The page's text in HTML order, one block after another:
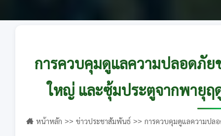
การควบคุมดูแลความปลอดภั
ใหญ่ และซุ้มประตูจากพายุ
หน้าหลัก ข่าวประชาสัมพันธ์
การควบคุมดูแลความปล